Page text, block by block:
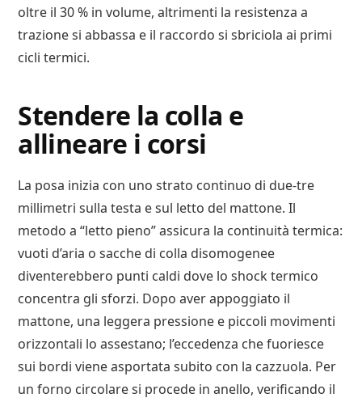
oltre il 30 % in volume, altrimenti la resistenza a
trazione si abbassa e il raccordo si sbriciola ai primi
cicli termici.
Stendere la colla e
allineare i corsi
La posa inizia con uno strato continuo di due-tre
millimetri sulla testa e sul letto del mattone. Il
metodo a “letto pieno” assicura la continuità termica:
vuoti d’aria o sacche di colla disomogenee
diventerebbero punti caldi dove lo shock termico
concentra gli sforzi. Dopo aver appoggiato il
mattone, una leggera pressione e piccoli movimenti
orizzontali lo assestano; l’eccedenza che fuoriesce
sui bordi viene asportata subito con la cazzuola. Per
un forno circolare si procede in anello, verificando il